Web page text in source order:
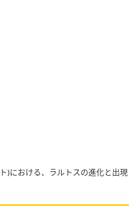
)における、ラルトスの進化と出現